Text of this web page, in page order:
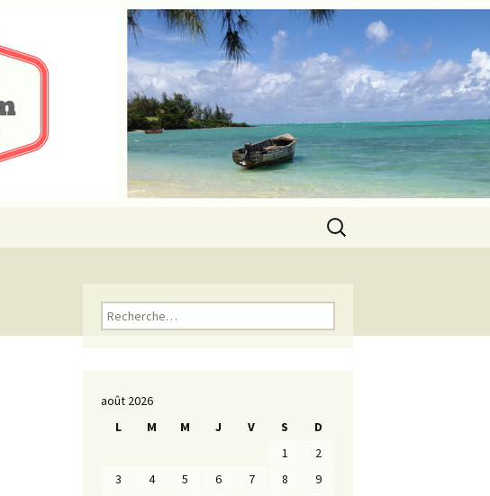
Rechercher :
Rechercher :
août 2026
L
M M J V S D
1
2
3
4 5 6 7 8
9